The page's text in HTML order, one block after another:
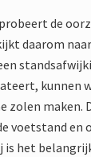
de
daarom
kunnen
zolen maken.
voetstand en
is het